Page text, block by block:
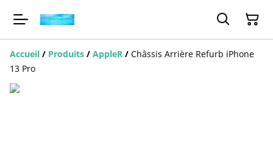
Accueil / Produits / AppleR / Châssis Arrière Refurb iPhone
13 Pro